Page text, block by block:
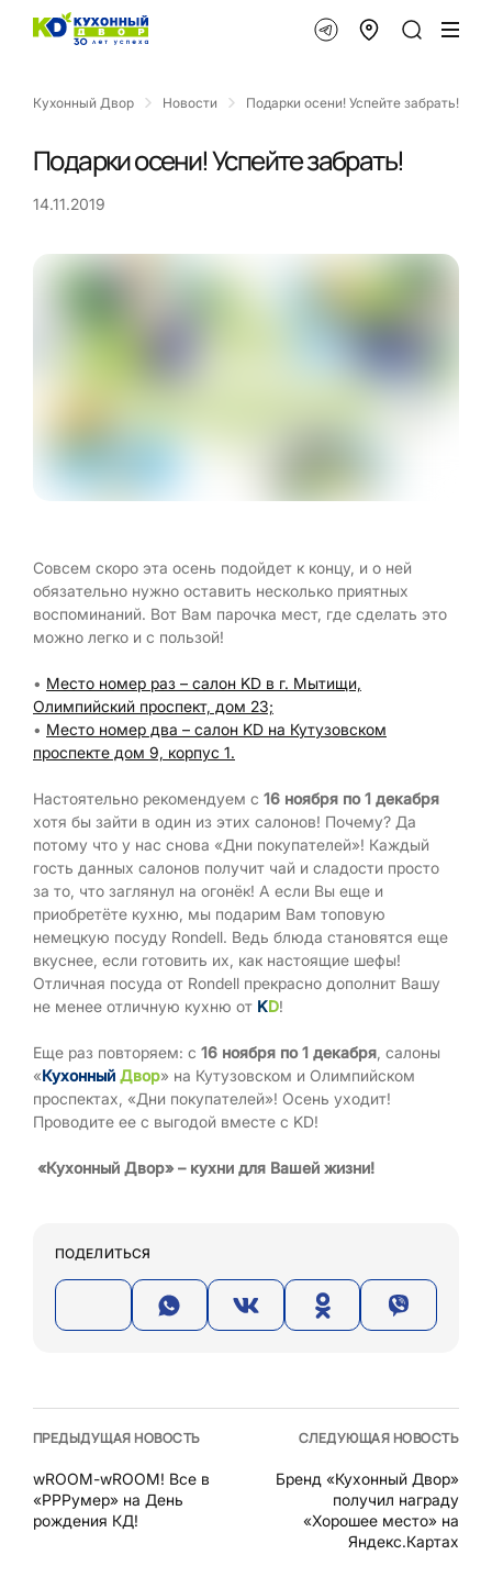
Кухонный Двор Новости Подарки осени! Успейте забрать!
Подарки осени! Успейте забрать!
14.11.2019
Совсем скоро эта осень подойдет к концу, и о ней
обязательно нужно оставить несколько приятных
воспоминаний. Вот Вам парочка мест, где сделать это
можно легко и с пользой!
• Место номер раз – салон KD в г. Мытищи,
Олимпийский проспект, дом 23;
• Место номер два – салон KD на Кутузовском
проспекте дом 9, корпус 1.
Настоятельно рекомендуем с 16 ноября по 1 декабря
хотя бы зайти в один из этих салонов! Почему? Да
потому что у нас снова «Дни покупателей»! Каждый
гость данных салонов получит чай и сладости просто
за то, что заглянул на огонёк! А если Вы еще и
приобретёте кухню, мы подарим Вам топовую
немецкую посуду Rondell. Ведь блюда становятся еще
вкуснее, если готовить их, как настоящие шефы!
Отличная посуда от Rondell прекрасно дополнит Вашу
не менее отличную кухню от KD!
Еще раз повторяем: с 16 ноября по 1 декабря , салоны
«Кухонный Двор» на Кутузовском и Олимпийском
проспектах, «Дни покупателей»! Осень уходит!
Проводите ее с выгодой вместе с KD!
«Кухонный Двор» – кухни для Вашей жизни!
ПОДЕЛИТЬСЯ
ПРЕДЫДУЩАЯ НОВОСТЬ
wROOM-wROOM! Все в
«РРРумер» на День
рождения КД!
СЛЕДУЮЩАЯ НОВОСТЬ
Бренд «Кухонный Двор»
получил награду
«Хорошее место» на
Яндекс.Картах